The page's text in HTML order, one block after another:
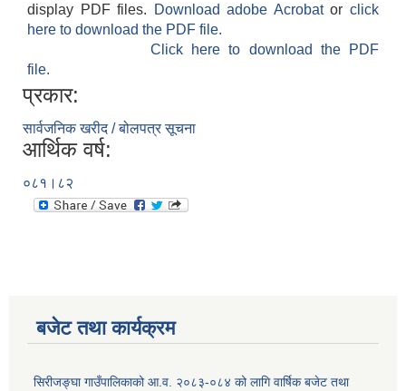
display PDF files.
Download adobe Acrobatorclick
here to download the PDF file.
Click here to download the PDF
file.
प्रकार:
सार्वजनिक खरीद / बोलपत्र सूचना
आर्थिक वर्ष:
०८१।८२
बजेट तथा कार्यक्रम
सिरीजङ्घा गाउँपालिकाको आ.व. २०८३-०८४ को लागि वार्षिक बजेट तथा